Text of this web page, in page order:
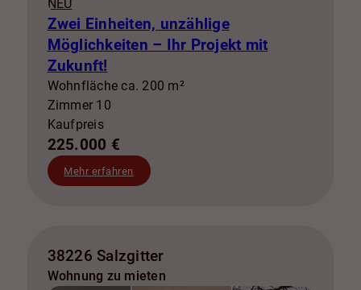
NEU
Zwei Einheiten, unzählige
Möglichkeiten – Ihr Projekt mit
Zukunft!
Wohnfläche ca. 200 m²
Zimmer 10
Kaufpreis
225.000 €
Mehr erfahren
38226 Salzgitter
Wohnung zu mieten